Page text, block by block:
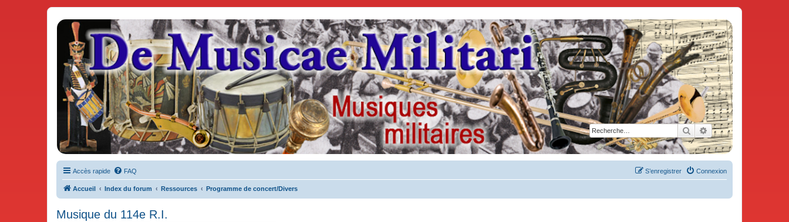
Rechercher
Recherche avancée
De Musicae Militari - Forums
Forums de discussions
Accès rapide FAQ Connexion
S’enregistrer
Accueil Index du forum Ressources Programme de concert/Divers
Musique du 114e R.I.